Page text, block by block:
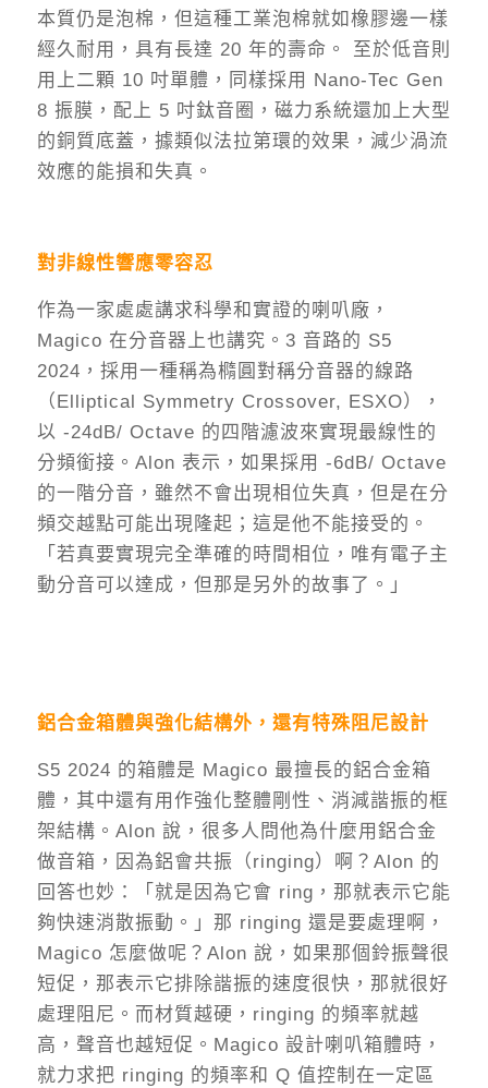
本質仍是泡棉，但這種工業泡棉就如橡膠邊一樣
經久耐用，具有長達 20 年的壽命。 至於低音則
用上二顆 10 吋單體，同樣採用 Nano-Tec Gen
8 振膜，配上 5 吋鈦音圈，磁力系統還加上大型
的銅質底蓋，據類似法拉第環的效果，減少渦流
效應的能損和失真。
對非線性響應零容忍
作為一家處處講求科學和實證的喇叭廠，
Magico 在分音器上也講究。3 音路的 S5
2024，採用一種稱為橢圓對稱分音器的線路
（Elliptical Symmetry Crossover, ESXO），
以 -24dB/ Octave 的四階濾波來實現最線性的
分頻銜接。Alon 表示，如果採用 -6dB/ Octave
的一階分音，雖然不會出現相位失真，但是在分
頻交越點可能出現隆起；這是他不能接受的。
「若真要實現完全準確的時間相位，唯有電子主
動分音可以達成，但那是另外的故事了。」
鋁合金箱體與強化結構外，還有特殊阻尼設計
S5 2024 的箱體是 Magico 最擅長的鋁合金箱
體，其中還有用作強化整體剛性、消減諧振的框
架結構。Alon 說，很多人問他為什麼用鋁合金
做音箱，因為鋁會共振（ringing）啊？Alon 的
回答也妙：「就是因為它會 ring，那就表示它能
夠快速消散振動。」那 ringing 還是要處理啊，
Magico 怎麼做呢？Alon 說，如果那個鈴振聲很
短促，那表示它排除諧振的速度很快，那就很好
處理阻尼。而材質越硬，ringing 的頻率就越
高，聲音也越短促。Magico 設計喇叭箱體時，
就力求把 ringing 的頻率和 Q 值控制在一定區